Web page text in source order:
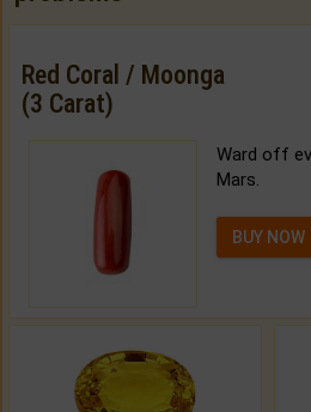
Red Coral / Moonga
(3 Carat)
Ward off
Mars.
BUY NOW